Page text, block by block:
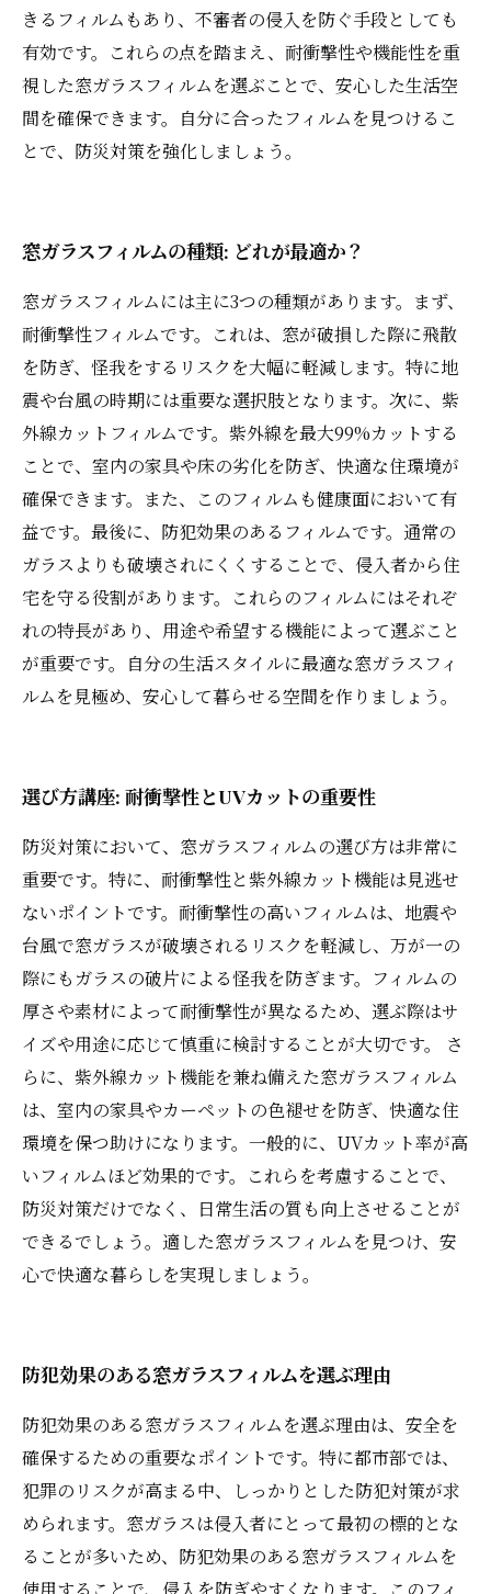
きるフィルムもあり、不審者の侵入を防ぐ手段としても
有効です。これらの点を踏まえ、耐衝撃性や機能性を重
視した窓ガラスフィルムを選ぶことで、安心した生活空
間を確保できます。自分に合ったフィルムを見つけるこ
とで、防災対策を強化しましょう。
窓ガラスフィルムの種類: どれが最適か？
窓ガラスフィルムには主に3つの種類があります。まず、
耐衝撃性フィルムです。これは、窓が破損した際に飛散
を防ぎ、怪我をするリスクを大幅に軽減します。特に地
震や台風の時期には重要な選択肢となります。次に、紫
外線カットフィルムです。紫外線を最大99%カットする
ことで、室内の家具や床の劣化を防ぎ、快適な住環境が
確保できます。また、このフィルムも健康面において有
益です。最後に、防犯効果のあるフィルムです。通常の
ガラスよりも破壊されにくくすることで、侵入者から住
宅を守る役割があります。これらのフィルムにはそれぞ
れの特長があり、用途や希望する機能によって選ぶこと
が重要です。自分の生活スタイルに最適な窓ガラスフィ
ルムを見極め、安心して暮らせる空間を作りましょう。
選び方講座: 耐衝撃性とUVカットの重要性
防災対策において、窓ガラスフィルムの選び方は非常に
重要です。特に、耐衝撃性と紫外線カット機能は見逃せ
ないポイントです。耐衝撃性の高いフィルムは、地震や
台風で窓ガラスが破壊されるリスクを軽減し、万が一の
際にもガラスの破片による怪我を防ぎます。フィルムの
厚さや素材によって耐衝撃性が異なるため、選ぶ際はサ
イズや用途に応じて慎重に検討することが大切です。 さ
らに、紫外線カット機能を兼ね備えた窓ガラスフィルム
は、室内の家具やカーペットの色褪せを防ぎ、快適な住
環境を保つ助けになります。一般的に、UVカット率が高
いフィルムほど効果的です。これらを考慮することで、
防災対策だけでなく、日常生活の質も向上させることが
できるでしょう。適した窓ガラスフィルムを見つけ、安
心で快適な暮らしを実現しましょう。
防犯効果のある窓ガラスフィルムを選ぶ理由
防犯効果のある窓ガラスフィルムを選ぶ理由は、安全を
確保するための重要なポイントです。特に都市部では、
犯罪のリスクが高まる中、しっかりとした防犯対策が求
められます。窓ガラスは侵入者にとって最初の標的とな
ることが多いため、防犯効果のある窓ガラスフィルムを